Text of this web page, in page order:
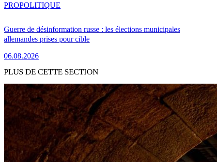
Guerre de désinformation russe : les élections municipales
allemandes prises pour cible
06.08.2026
PROPOLITIQUE
PLUS DE CETTE SECTION